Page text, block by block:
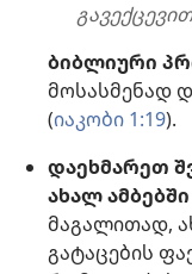
ბიბლიური
მოსასმენად
(იაკობი 1:19).
დაეხმარეთ
ახალ
მაგალითად,
გატაცების